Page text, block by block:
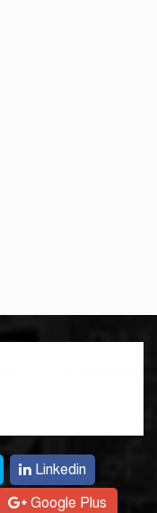
Linkedin
Google Plus